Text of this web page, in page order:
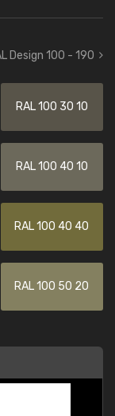
Design 100 - 190
RAL 100 30 10
RAL 100 40 10
RAL 100 40 40
RAL 100 50 20